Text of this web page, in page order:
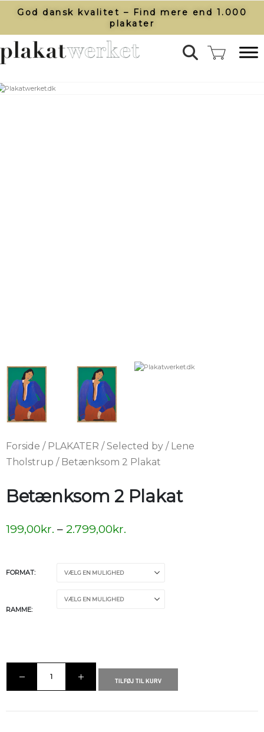
God dansk kvalitet – Find mere end 1.000
plakater​
Forside / PLAKATER /Selected by / Lene
Tholstrup / Betænksom 2 Plakat
Betænksom 2 Plakat
199,00kr. – 2.799,00kr.
FORMAT
RAMME
TILFØJ TIL KURV